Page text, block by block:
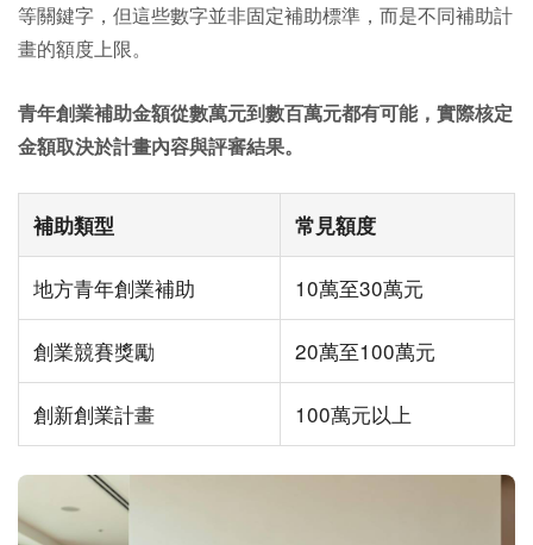
等關鍵字，但這些數字並非固定補助標準，而是不同補助計
畫的額度上限。
青年創業補助金額從數萬元到數百萬元都有可能，實際核定
金額取決於計畫內容與評審結果。
補助類型 常見額度
地方青年創業補助 10萬至30萬元
創業競賽獎勵 20萬至100萬元
創新創業計畫 100萬元以上